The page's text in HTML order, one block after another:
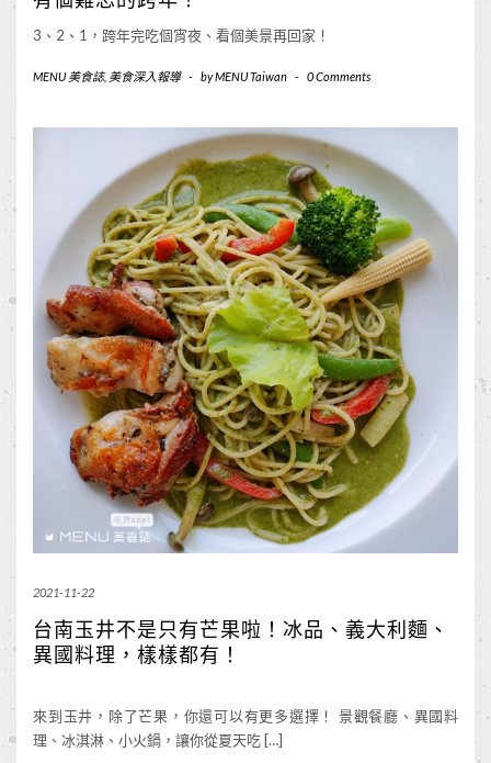
3、2、1，跨年完吃個宵夜、看個美景再回家！
MENU 美食誌, 美食深入報導 - byMENU Taiwan - 0 Comments
2021-11-22
台南玉井不是只有芒果啦！冰品、義大利麵、
異國料理，樣樣都有！
來到玉井，除了芒果，你還可以有更多選擇！ 景觀餐廳、異國料
理、冰淇淋、小火鍋，讓你從夏天吃 […]